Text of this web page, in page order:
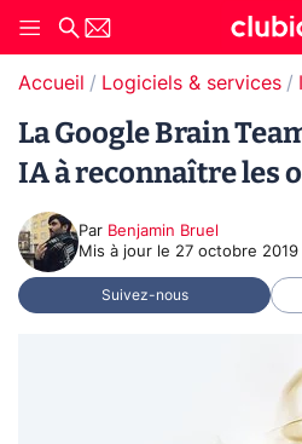
Accueil Logiciels & services
La Google Brain
IA à reconnaître les
Par Benjamin Bruel
Mis à jour le 27 octobre 2019
Suivez-nous